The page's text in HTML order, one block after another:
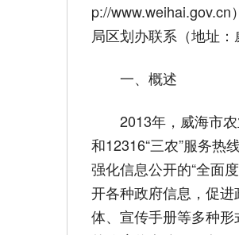
p://www.weihai.gov.cn
局区划办联系（地址
一、概述
2013年，威海市农
和12316“三农”服务热
强化信息公开的“全面
开各种政府信息，促
体、宣传手册等多种